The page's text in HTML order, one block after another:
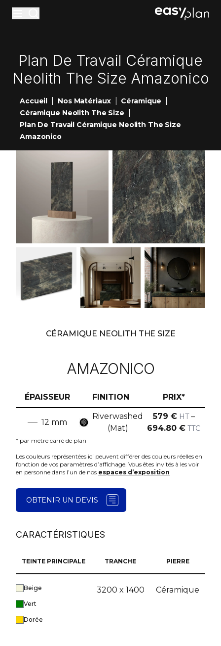
Accessoires
Entretiens
Réalisations
Nouveautés
Showrooms
Devis en ligne
Plan De Travail Céramique
Neolith The Size Amazonico
Accueil Nos Matériaux Céramique
Céramique Neolith The Size
Plan De Travail Céramique Neolith The Size
Amazonico
CÉRAMIQUE NEOLITH THE SIZE
AMAZONICO
ÉPAISSEUR FINITION PRIX*
12 mm
Riverwashed
(Mat)
579 € HT –
694.80 € TTC
* par mètre carré de plan
Les couleurs représentées ici peuvent différer des couleurs réelles en
fonction de vos paramètres d’affichage. Vous êtes invités à les voir
en personne dans l’un de nos espaces d’exposition
OBTENIR UN DEVIS
CARACTÉRISTIQUES
TEINTE PRINCIPALE
Beige
Vert
Dorée
TRANCHE
3200 x 1400
PIERRE
Céramique